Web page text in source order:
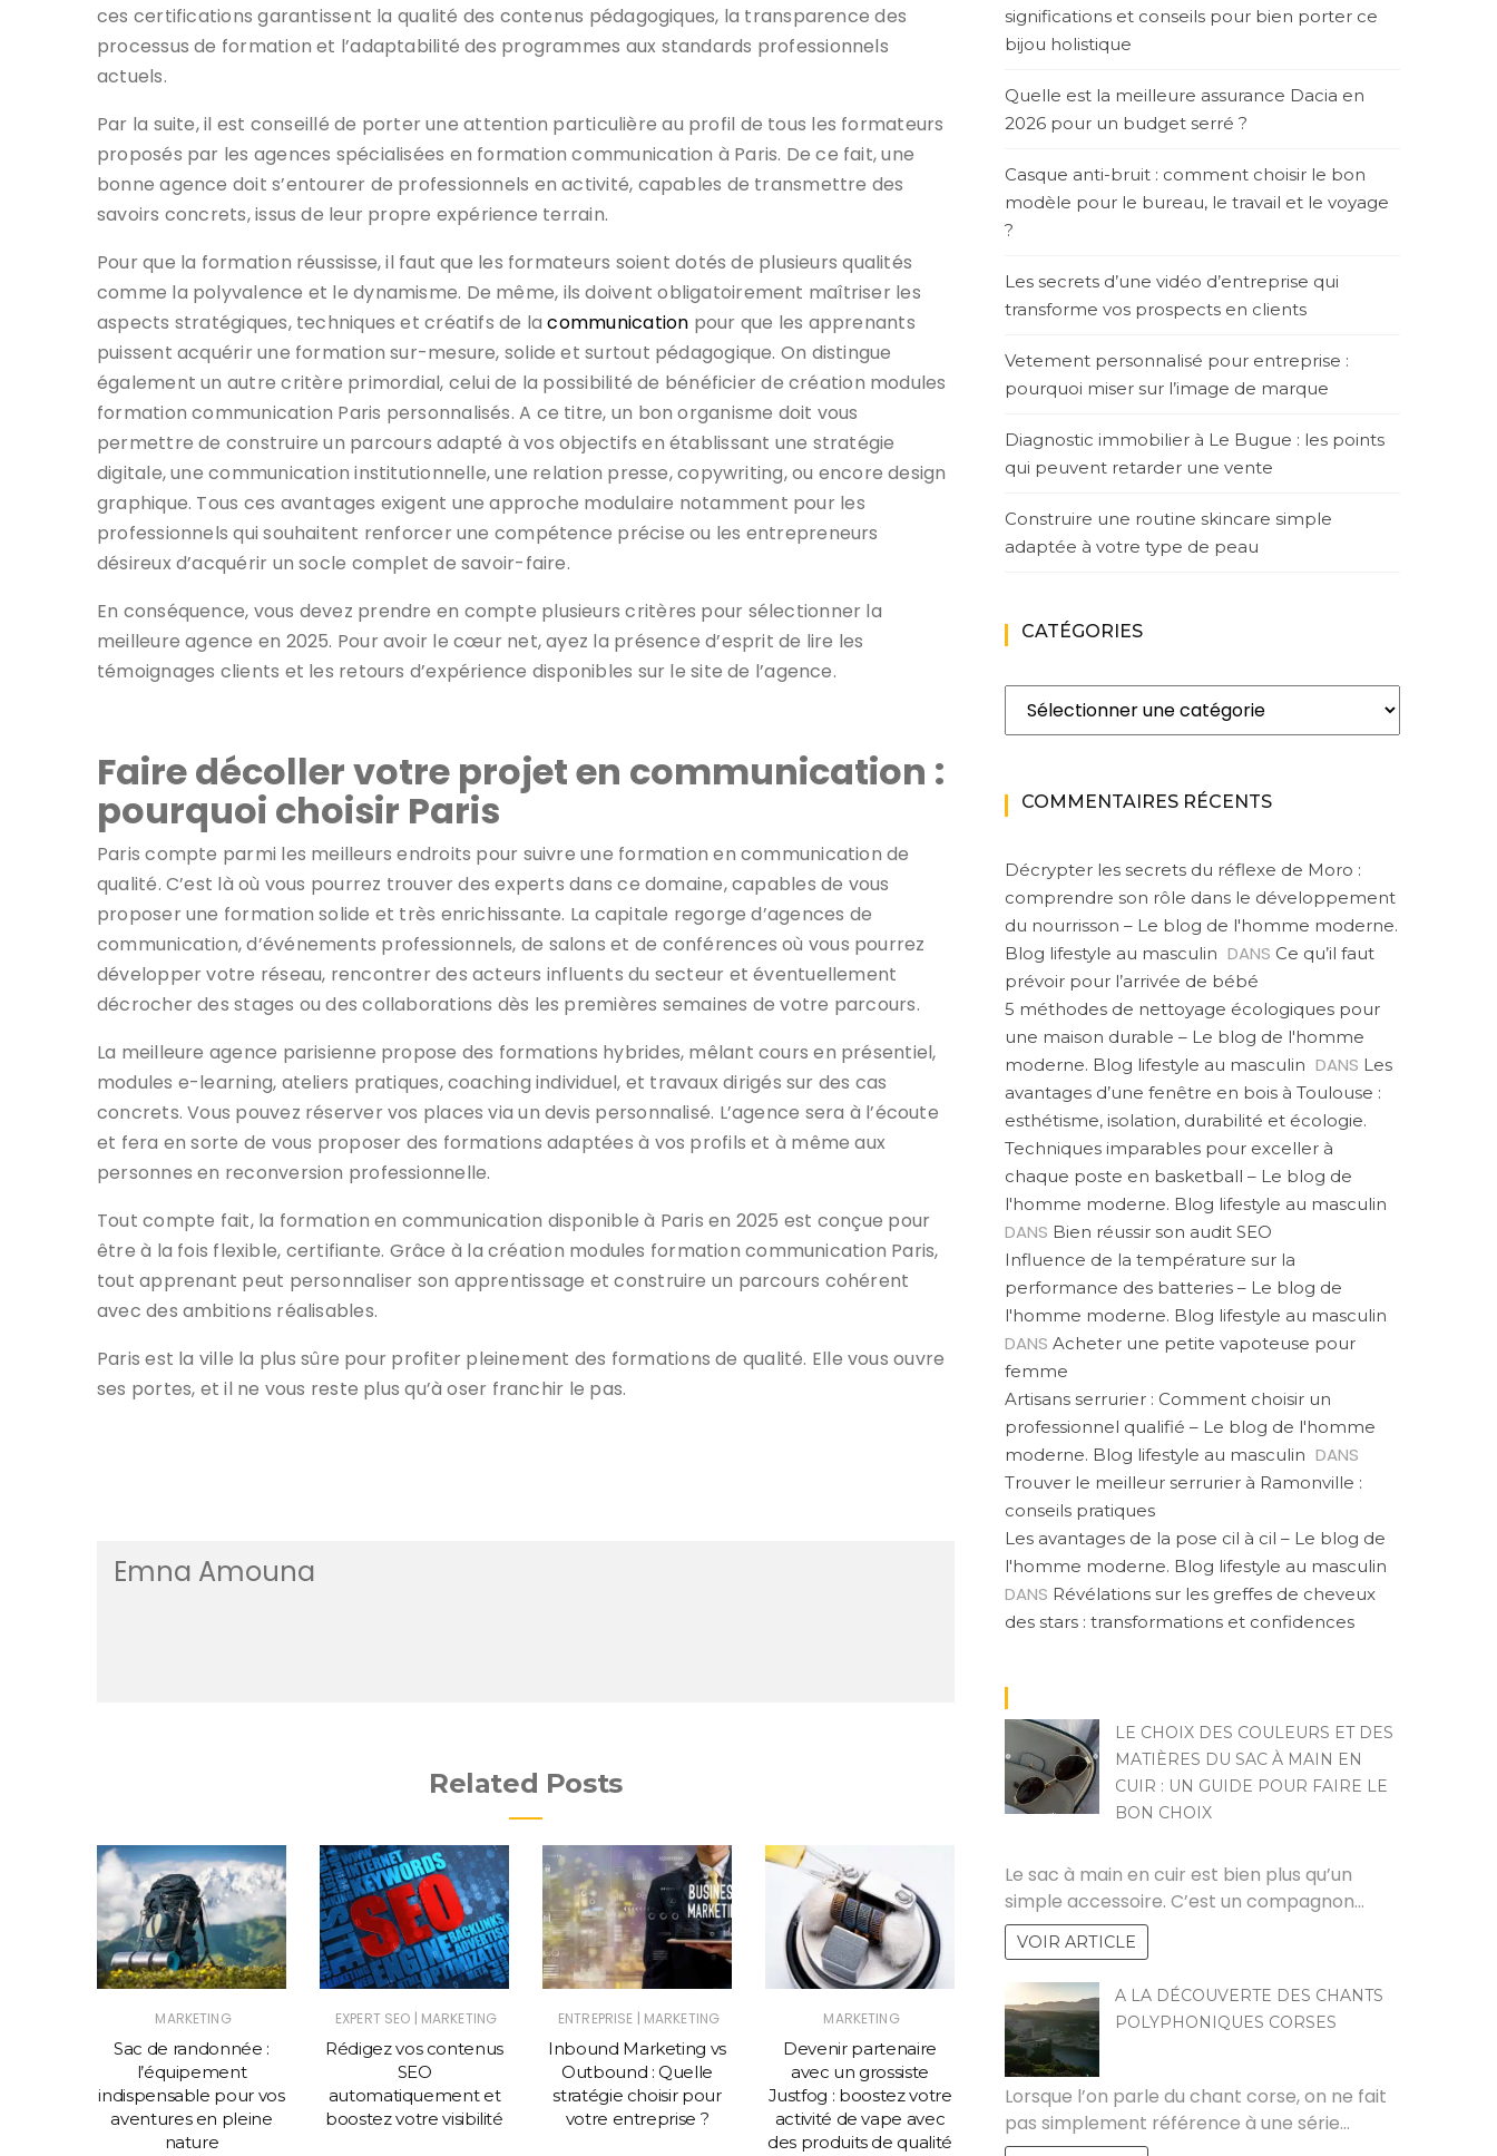
ces certifications garantissent la qualité des contenus pédagogiques, la transparence des
processus de formation et l’adaptabilité des programmes aux standards professionnels
actuels.
Par la suite, il est conseillé de porter une attention particulière au profil de tous les formateurs
proposés par les agences spécialisées en formation communication à Paris. De ce fait, une
bonne agence doit s’entourer de professionnels en activité, capables de transmettre des
savoirs concrets, issus de leur propre expérience terrain.
Pour que la formation réussisse, il faut que les formateurs soient dotés de plusieurs qualités
comme la polyvalence et le dynamisme. De même, ils doivent obligatoirement maîtriser les
aspects stratégiques, techniques et créatifs de lacommunication pour que les apprenants
puissent acquérir une formation sur-mesure, solide et surtout pédagogique. On distingue
également un autre critère primordial, celui de la possibilité de bénéficier de création modules
formation communication Paris personnalisés. A ce titre, un bon organisme doit vous
permettre de construire un parcours adapté à vos objectifs en établissant une stratégie
digitale, une communication institutionnelle, une relation presse, copywriting, ou encore design
graphique. Tous ces avantages exigent une approche modulaire notamment pour les
professionnels qui souhaitent renforcer une compétence précise ou les entrepreneurs
désireux d’acquérir un socle complet de savoir-faire.
En conséquence, vous devez prendre en compte plusieurs critères pour sélectionner la
meilleure agence en 2025. Pour avoir le cœur net, ayez la présence d’esprit de lire les
témoignages clients et les retours d’expérience disponibles sur le site de l’agence.
Faire décoller votre projet en communication :
pourquoi choisir Paris
Paris compte parmi les meilleurs endroits pour suivre une formation en communication de
qualité. C’est là où vous pourrez trouver des experts dans ce domaine, capables de vous
proposer une formation solide et très enrichissante. La capitale regorge d’agences de
communication, d’événements professionnels, de salons et de conférences où vous pourrez
développer votre réseau, rencontrer des acteurs influents du secteur et éventuellement
décrocher des stages ou des collaborations dès les premières semaines de votre parcours.
La meilleure agence parisienne propose des formations hybrides, mêlant cours en présentiel,
modules e-learning, ateliers pratiques, coaching individuel, et travaux dirigés sur des cas
concrets. Vous pouvez réserver vos places via un devis personnalisé. L’agence sera à l’écoute
et fera en sorte de vous proposer des formations adaptées à vos profils et à même aux
personnes en reconversion professionnelle.
Tout compte fait, la formation en communication disponible à Paris en 2025 est conçue pour
être à la fois flexible, certifiante. Grâce à la création modules formation communication Paris,
tout apprenant peut personnaliser son apprentissage et construire un parcours cohérent
avec des ambitions réalisables.
Paris est la ville la plus sûre pour profiter pleinement des formations de qualité. Elle vous ouvre
ses portes, et il ne vous reste plus qu’à oser franchir le pas.
Emna Amouna
Related Posts
MARKETING
Sac de randonnée :
l’équipement
indispensable pour vos
aventures en pleine
nature
EXPERT SEO | MARKETING
Rédigez vos contenus
SEO
automatiquement et
boostez votre visibilité
ENTREPRISE | MARKETING
Inbound Marketing vs
Outbound : Quelle
stratégie choisir pour
votre entreprise ?
MARKETING
Devenir partenaire
avec un grossiste
Justfog : boostez votre
activité de vape avec
des produits de qualité
MARKETING
Sac de randonnée :
l’équipement
indispensable pour vos
aventures en pleine
nature
EXPERT SEO |MARKETING
automatiquement et
boostez votre visibilité
significations et conseils pour bien porter ce
bijou holistique
Quelle est la meilleure assurance Dacia en
2026 pour un budget serré ?
Casque anti-bruit : comment choisir le bon
modèle pour le bureau, le travail et le voyage
?
Les secrets d’une vidéo d’entreprise qui
transforme vos prospects en clients
Vetement personnalisé pour entreprise :
pourquoi miser sur l’image de marque
Diagnostic immobilier à Le Bugue : les points
qui peuvent retarder une vente
Construire une routine skincare simple
adaptée à votre type de peau
CATÉGORIES
Catégories
COMMENTAIRES RÉCENTS
Décrypter les secrets du réflexe de Moro :
comprendre son rôle dans le développement
du nourrisson – Le blog de l'homme moderne.
Blog lifestyle au masculin DANS Ce qu’il faut
prévoir pour l’arrivée de bébé
5 méthodes de nettoyage écologiques pour
une maison durable – Le blog de l'homme
moderne. Blog lifestyle au masculin DANS Les
avantages d’une fenêtre en bois à Toulouse :
esthétisme, isolation, durabilité et écologie.
Techniques imparables pour exceller à
chaque poste en basketball – Le blog de
l'homme moderne. Blog lifestyle au masculin
DANS Bien réussir son audit SEO
Influence de la température sur la
performance des batteries – Le blog de
l'homme moderne. Blog lifestyle au masculin
DANS Acheter une petite vapoteuse pour
femme
Artisans serrurier : Comment choisir un
professionnel qualifié – Le blog de l'homme
moderne. Blog lifestyle au masculin DANS
Trouver le meilleur serrurier à Ramonville :
conseils pratiques
Les avantages de la pose cil à cil – Le blog de
l'homme moderne. Blog lifestyle au masculin
DANS Révélations sur les greffes de cheveux
des stars : transformations et confidences
LE CHOIX DES COULEURS ET DES
MATIÈRES DU SAC À MAIN EN
CUIR : UN GUIDE POUR FAIRE LE
BON CHOIX
Le sac à main en cuir est bien plus qu’un
simple accessoire. C’est un compagnon…
VOIR ARTICLE
A LA DÉCOUVERTE DES CHANTS
POLYPHONIQUES CORSES
Lorsque l’on parle du chant corse, on ne fait
pas simplement référence à une série…